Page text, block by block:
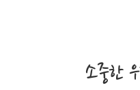
소중한